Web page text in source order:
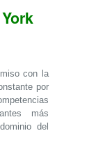
con la
por
más
del